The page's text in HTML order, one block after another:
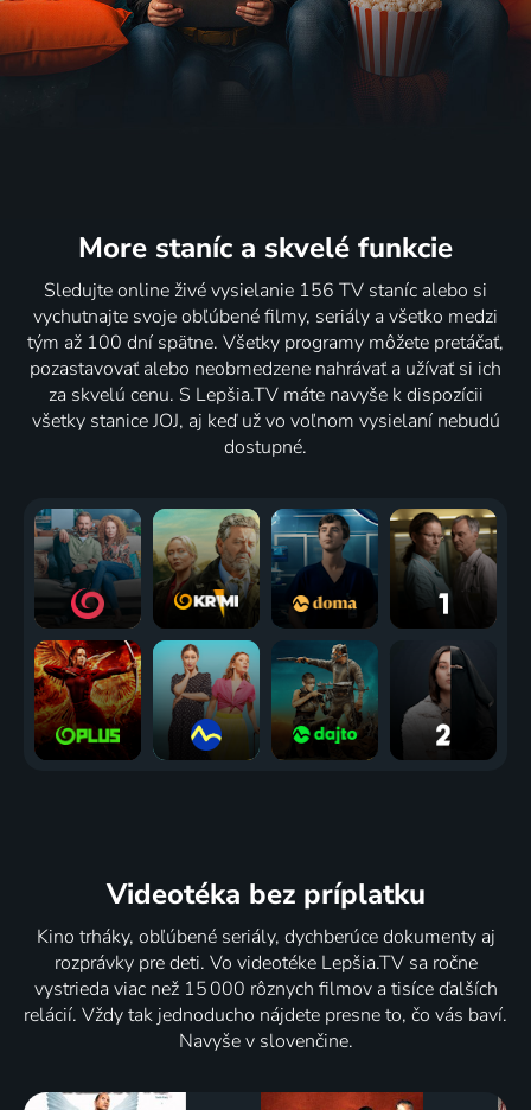
More staníc a skvelé funkcie
Sledujte online živé vysielanie 156 TV staníc alebo si
vychutnajte svoje obľúbené filmy, seriály a všetko medzi
tým až 100 dní spätne. Všetky programy môžete pretáčať,
pozastavovať alebo neobmedzene nahrávať a užívať si ich
za skvelú cenu. S Lepšia.TV máte navyše k dispozícii
všetky stanice JOJ, aj keď už vo voľnom vysielaní nebudú
dostupné.
Videotéka bez príplatku
Kino trháky, obľúbené seriály, dychberúce dokumenty aj
rozprávky pre deti. Vo videotéke Lepšia.TV sa ročne
vystrieda viac než 15 000 rôznych filmov a tisíce ďalších
relácií. Vždy tak jednoducho nájdete presne to, čo vás baví.
Navyše v slovenčine.